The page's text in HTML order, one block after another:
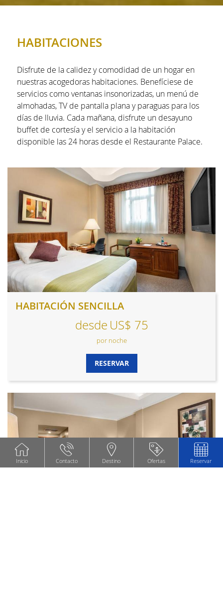
HABITACIONES
Disfrute de la calidez y comodidad de un hogar en
nuestras acogedoras habitaciones. Benefíciese de
servicios como ventanas insonorizadas, un menú de
almohadas, TV de pantalla plana y paraguas para los
días de lluvia. Cada mañana, disfrute un desayuno
buffet de cortesía y el servicio a la habitación
disponible las 24 horas desde el Restaurante Palace.
HABITACIONES
HABITACIÓN SENCILLA
desde US$ 75
por noche
RESERVAR
Inicio Contacto Destino Ofertas Reservar